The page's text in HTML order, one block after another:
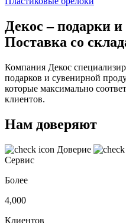
Декос – подарки
Поставка со
Компания Декос
подарков и сувенирной
которые максимально
клиентов.
Нам доверяют
Доверие
Сервис
Более
4,000
Клиентов